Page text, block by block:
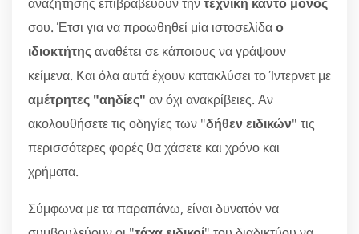
σου. Έτσι για να προωθηθεί μία ιστοσελίδαο
ιδιοκτήτηςαναθέτει σε κάποιους να γράψουν
κείμενα. Και όλα αυτά έχουν κατακλύσει το Ίντερνετ με
αμέτρητες "αηδίες" αν όχι ανακρίβειες. Αν
ακολουθήσετε τις οδηγίες των "δήθεν ειδικών" τις
περισσότερες φορές θα χάσετε και χρόνο και
χρήματα.
Σύμφωνα με τα παραπάνω, είναι δυνατόν να